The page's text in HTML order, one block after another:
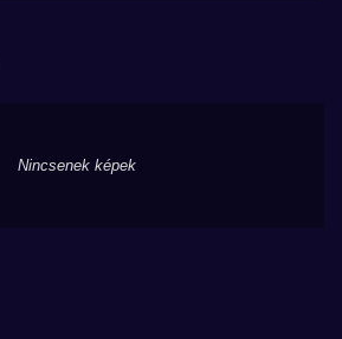
Nincsenek képek